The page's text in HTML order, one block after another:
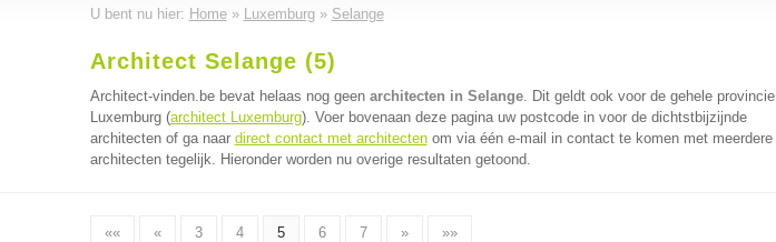
U bent nu hier: Home» Luxemburg» Selange
Architect Selange (5)
Architect-vinden.be bevat helaas nog geen architecten in Selange. Dit geldt ook voor de gehele provincie
Luxemburg (architect Luxemburg). Voer bovenaan deze pagina uw postcode in voor de dichtstbijzijnde
architecten of ga naar direct contact met architectenom via één e-mail in contact te komen met meerdere
architecten tegelijk. Hieronder worden nu overige resultaten getoond.
«« « 3 4 5 6 7 » »»